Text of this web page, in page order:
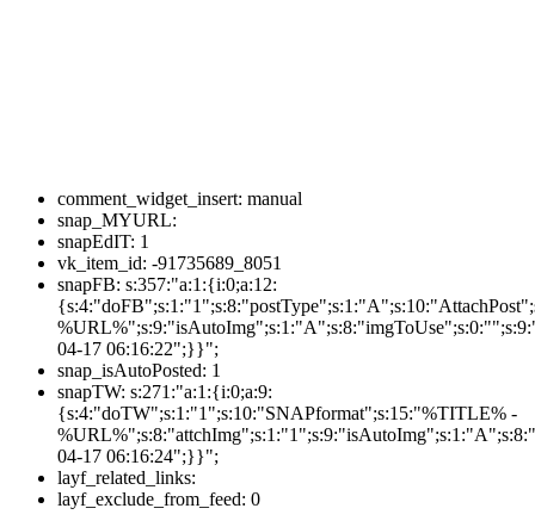
comment_widget_insert: manual
snap_MYURL:
snapEdIT: 1
vk_item_id: -91735689_8051
snapFB: s:357:"a:1:{i:0;a:12:
04-17 06:16:22";}}";
snap_isAutoPosted: 1
snapTW: s:271:"a:1:{i:0;a:9:
{s:4:"doTW";s:1:"1";s:10:"SNAPformat";s:15:"%TITLE% -
04-17 06:16:24";}}";
layf_related_links:
layf_exclude_from_feed: 0